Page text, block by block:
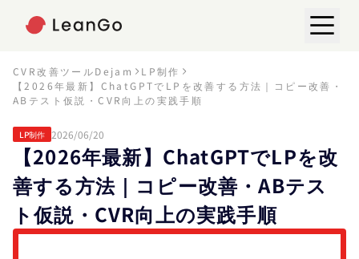
CVR改善ツールDejam
LP制作
【2026年最新】ChatGPTでLPを改善する方法｜コピー改善・
ABテスト仮説・CVR向上の実践手順
LP制作 2026/06/20
【2026年最新】ChatGPTでLPを改
善する方法｜コピー改善・ABテス
ト仮説・CVR向上の実践手順